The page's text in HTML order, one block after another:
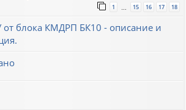
1 15 16 17 18
от блока КМДРП БК10 - описание и